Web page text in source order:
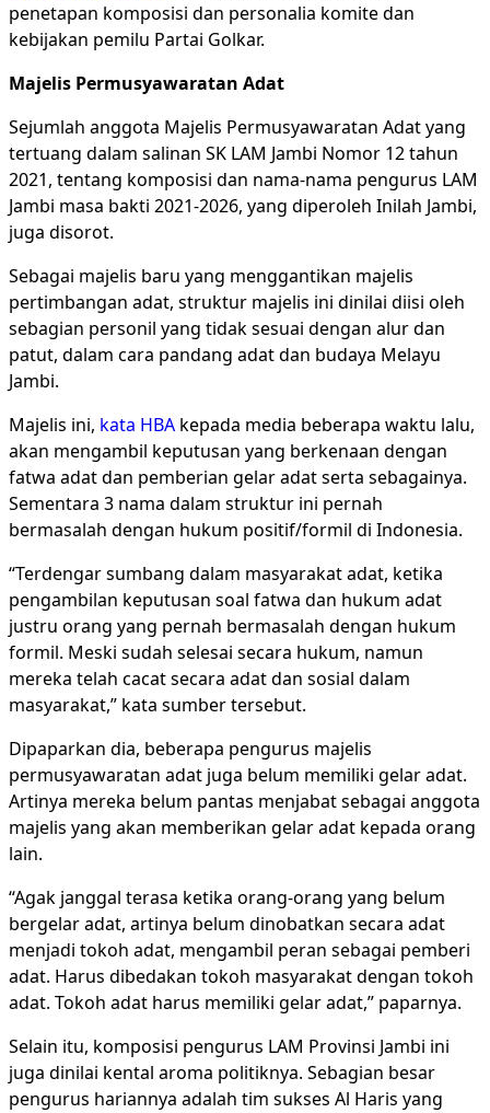
penetapan komposisi dan personalia komite dan
kebijakan pemilu Partai Golkar.
Majelis Permusyawaratan Adat
Sejumlah anggota Majelis Permusyawaratan Adat yang
tertuang dalam salinan SK LAM Jambi Nomor 12 tahun
2021, tentang komposisi dan nama-nama pengurus LAM
Jambi masa bakti 2021-2026, yang diperoleh Inilah Jambi,
juga disorot.
Sebagai majelis baru yang menggantikan majelis
pertimbangan adat, struktur majelis ini dinilai diisi oleh
sebagian personil yang tidak sesuai dengan alur dan
patut, dalam cara pandang adat dan budaya Melayu
Jambi.
Majelis ini, kata HBA kepada media beberapa waktu lalu,
akan mengambil keputusan yang berkenaan dengan
fatwa adat dan pemberian gelar adat serta sebagainya.
Sementara 3 nama dalam struktur ini pernah
bermasalah dengan hukum positif/formil di Indonesia.
“Terdengar sumbang dalam masyarakat adat, ketika
pengambilan keputusan soal fatwa dan hukum adat
justru orang yang pernah bermasalah dengan hukum
formil. Meski sudah selesai secara hukum, namun
mereka telah cacat secara adat dan sosial dalam
masyarakat,” kata sumber tersebut.
Dipaparkan dia, beberapa pengurus majelis
permusyawaratan adat juga belum memiliki gelar adat.
Artinya mereka belum pantas menjabat sebagai anggota
majelis yang akan memberikan gelar adat kepada orang
lain.
“Agak janggal terasa ketika orang-orang yang belum
bergelar adat, artinya belum dinobatkan secara adat
menjadi tokoh adat, mengambil peran sebagai pemberi
adat. Harus dibedakan tokoh masyarakat dengan tokoh
adat. Tokoh adat harus memiliki gelar adat,” paparnya.
Selain itu, komposisi pengurus LAM Provinsi Jambi ini
juga dinilai kental aroma politiknya. Sebagian besar
pengurus hariannya adalah tim sukses Al Haris yang